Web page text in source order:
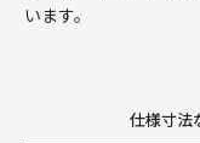
います。
仕様寸法